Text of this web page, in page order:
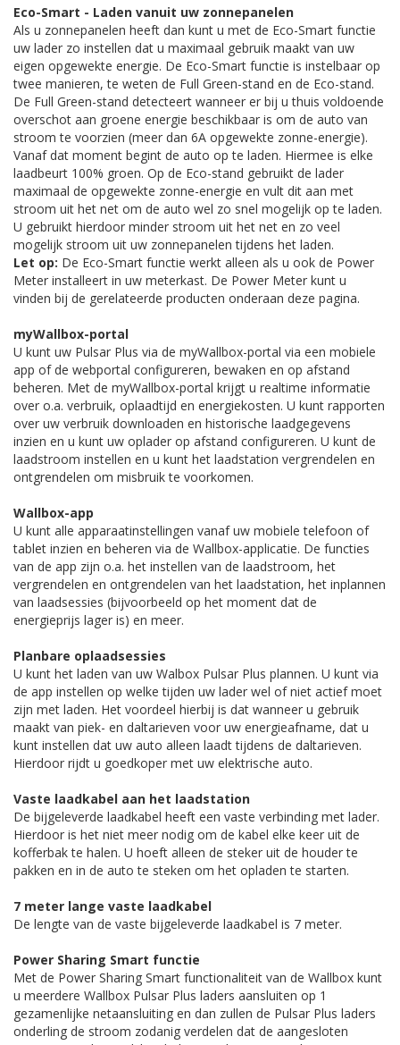
Eco-Smart - Laden vanuit uw zonnepanelen
Als u zonnepanelen heeft dan kunt u met de Eco-Smart functie
uw lader zo instellen dat u maximaal gebruik maakt van uw
eigen opgewekte energie. De Eco-Smart functie is instelbaar op
twee manieren, te weten de Full Green-stand en de Eco-stand.
De Full Green-stand detecteert wanneer er bij u thuis voldoende
overschot aan groene energie beschikbaar is om de auto van
stroom te voorzien (meer dan 6A opgewekte zonne-energie).
Vanaf dat moment begint de auto op te laden. Hiermee is elke
laadbeurt 100% groen. Op de Eco-stand gebruikt de lader
maximaal de opgewekte zonne-energie en vult dit aan met
stroom uit het net om de auto wel zo snel mogelijk op te laden.
U gebruikt hierdoor minder stroom uit het net en zo veel
mogelijk stroom uit uw zonnepanelen tijdens het laden.
Let op: De Eco-Smart functie werkt alleen als u ook de Power
Meter installeert in uw meterkast. De Power Meter kunt u
vinden bij de gerelateerde producten onderaan deze pagina.
myWallbox-portal
U kunt uw Pulsar Plus via de myWallbox-portal via een mobiele
app of de webportal configureren, bewaken en op afstand
beheren. Met de myWallbox-portal krijgt u realtime informatie
over o.a. verbruik, oplaadtijd en energiekosten. U kunt rapporten
over uw verbruik downloaden en historische laadgegevens
inzien en u kunt uw oplader op afstand configureren. U kunt de
laadstroom instellen en u kunt het laadstation vergrendelen en
ontgrendelen om misbruik te voorkomen.
Wallbox-app
U kunt alle apparaatinstellingen vanaf uw mobiele telefoon of
tablet inzien en beheren via de Wallbox-applicatie. De functies
van de app zijn o.a. het instellen van de laadstroom, het
vergrendelen en ontgrendelen van het laadstation, het inplannen
van laadsessies (bijvoorbeeld op het moment dat de
energieprijs lager is) en meer.
Planbare oplaadsessies
U kunt het laden van uw Walbox Pulsar Plus plannen. U kunt via
de app instellen op welke tijden uw lader wel of niet actief moet
zijn met laden. Het voordeel hierbij is dat wanneer u gebruik
maakt van piek- en daltarieven voor uw energieafname, dat u
kunt instellen dat uw auto alleen laadt tijdens de daltarieven.
Hierdoor rijdt u goedkoper met uw elektrische auto.
Vaste laadkabel aan het laadstation
De bijgeleverde laadkabel heeft een vaste verbinding met lader.
Hierdoor is het niet meer nodig om de kabel elke keer uit de
kofferbak te halen. U hoeft alleen de steker uit de houder te
pakken en in de auto te steken om het opladen te starten.
7 meter lange vaste laadkabel
De lengte van de vaste bijgeleverde laadkabel is 7 meter.
Power Sharing Smart functie
Met de Power Sharing Smart functionaliteit van de Wallbox kunt
u meerdere Wallbox Pulsar Plus laders aansluiten op 1
gezamenlijke netaansluiting en dan zullen de Pulsar Plus laders
onderling de stroom zodanig verdelen dat de aangesloten